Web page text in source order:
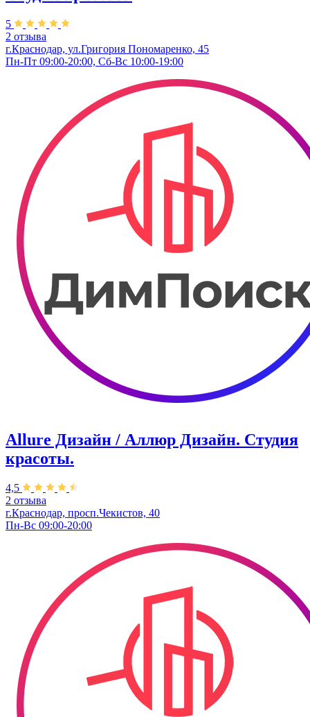
5
2 отзыва
г.Краснодар, ул.​Григория Пономаренко, 45
Пн-Пт 09:00-20:00, Сб-Вс 10:00-19:00
Allure Дизайн / Аллюр Дизайн. Студия
красоты.
4,5
2 отзыва
г.Краснодар, просп.Чекистов, 40
Пн-Вс 09:00-20:00